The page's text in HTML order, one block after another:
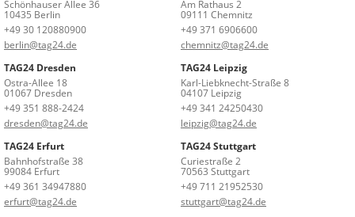
Schönhauser Allee 36
10435 Berlin
+49 30 120880900
berlin@tag24.de
Am Rathaus 2
09111 Chemnitz
+49 371 6906600
chemnitz@tag24.de
TAG24 Dresden
Ostra-Allee 18
01067 Dresden
+49 351 888-2424
dresden@tag24.de
TAG24 Leipzig
Karl-Liebknecht-Straße 8
04107 Leipzig
+49 341 24250430
leipzig@tag24.de
TAG24 Erfurt
Bahnhofstraße 38
99084 Erfurt
+49 361 34947880
erfurt@tag24.de
TAG24 Stuttgart
Curiestraße 2
70563 Stuttgart
+49 711 21952530
stuttgart@tag24.de